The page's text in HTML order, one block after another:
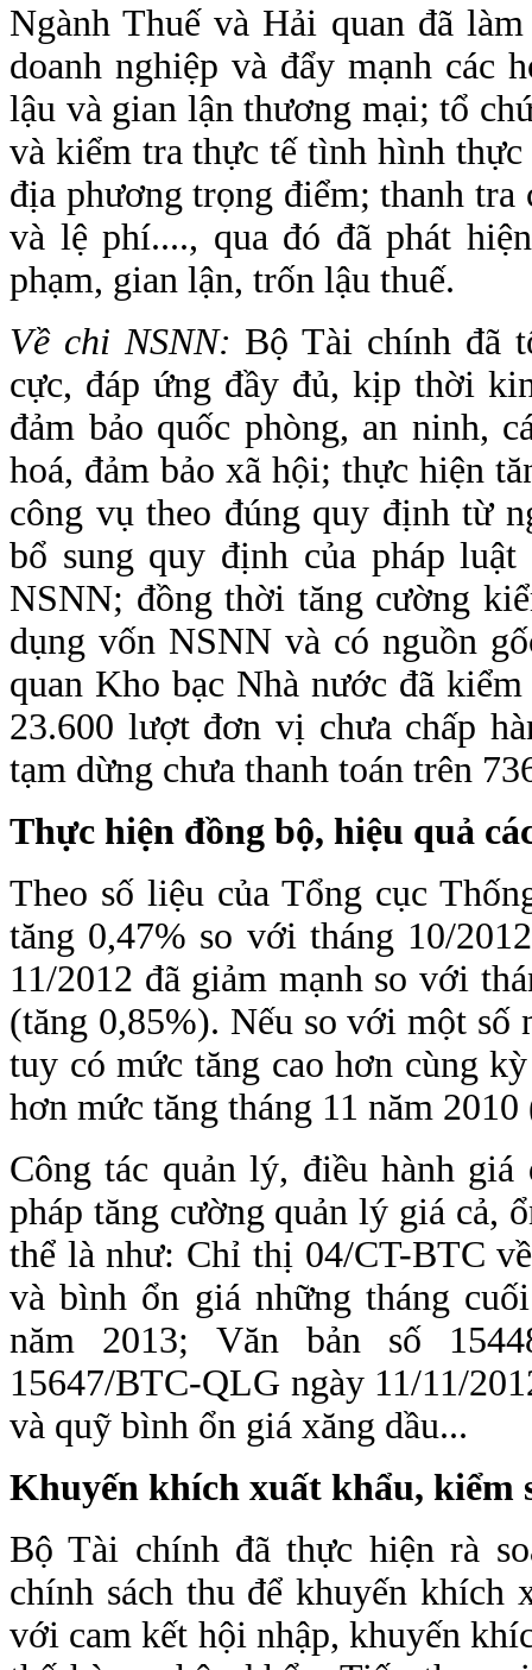
Ngành Thuế và Hải quan đã
doanh nghiệp và đẩy mạnh các
lậu và gian lận thương mại; tổ
và kiểm tra thực tế tình hình
địa phương trọng điểm; thanh
và lệ phí...., qua đó đã phát
phạm, gian lận, trốn lậu thuế.
Về chi NSNN: Bộ Tài chính đã
cực, đáp ứng đầy đủ, kịp thời
đảm bảo quốc phòng, an ninh,
hoá, đảm bảo xã hội; thực hiện
công vụ theo đúng quy định từ
bổ sung quy định của pháp
NSNN; đồng thời tăng cường
dụng vốn NSNN và có nguồn
quan Kho bạc Nhà nước đã
23.600 lượt đơn vị chưa chấp
tạm dừng chưa thanh toán trên
Thực hiện đồng bộ, hiệu quả
Theo số liệu của Tổng cục
tăng 0,47% so với tháng 10/
11/2012 đã giảm mạnh so với
(tăng 0,85%). Nếu so với một số
tuy có mức tăng cao hơn cùng
hơn mức tăng tháng 11 năm
Công tác quản lý, điều hành giá
pháp tăng cường quản lý giá cả,
thể là như: Chỉ thị 04/CT-BTC
và bình ổn giá những tháng
năm 2013; Văn bản số
15647/BTC-QLG ngày 11/11/
và quỹ bình ổn giá xăng dầu...
Khuyến khích xuất khẩu, kiểm
Bộ Tài chính đã thực hiện rà
chính sách thu để khuyến khích
với cam kết hội nhập, khuyến